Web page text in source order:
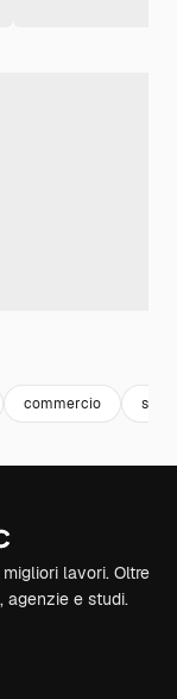
commercio
lavori. Oltre
agenzie e studi.